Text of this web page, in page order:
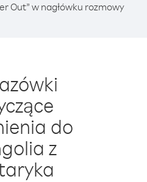
Out” w nagłówku rozmowy
do
z